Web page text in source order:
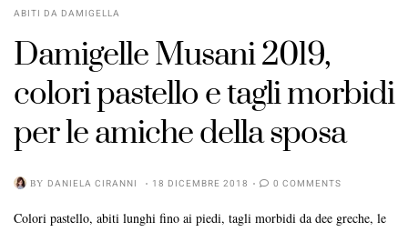
ABITI DA DAMIGELLA
Damigelle Musani 2019,
colori pastello e tagli morbidi
per le amiche della sposa
BY DANIELA CIRANNI 18 DICEMBRE 2018 0 COMMENTS
Colori pastello, abiti lunghi fino ai piedi, tagli morbidi da dee greche, le